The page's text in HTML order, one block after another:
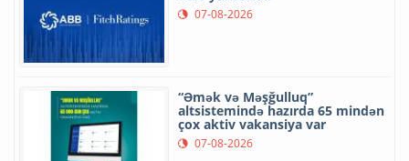
07-08-2026
“Əmək və Məşğulluq”
altsistemində hazırda 65 mindən
çox aktiv vakansiya var
07-08-2026